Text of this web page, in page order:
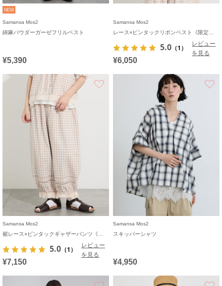
NEW
Samansa Mos2
綿麻パウダーガーゼフリルベスト
¥5,390
Samansa Mos2
5.0 （1）
レビュー
を見る
¥6,050
Samansa Mos2
5.0 （1）
レビュー
を見る
¥7,150
Samansa Mos2
スキッパーシャツ
¥4,950